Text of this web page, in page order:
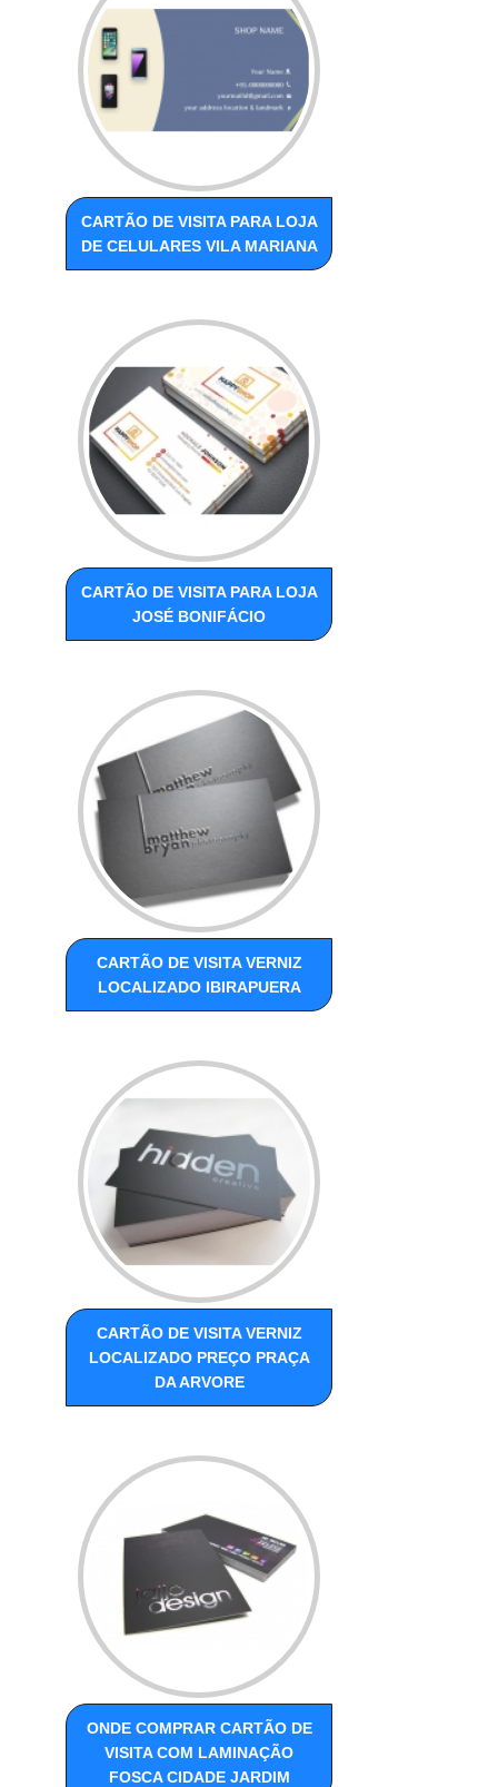
CARTÃO DE VISITA PARA LOJA
DE CELULARES VILA MARIANA
CARTÃO DE VISITA PARA LOJA
JOSÉ BONIFÁCIO
CARTÃO DE VISITA VERNIZ
LOCALIZADO IBIRAPUERA
CARTÃO DE VISITA VERNIZ
LOCALIZADO PREÇO PRAÇA
DA ARVORE
ONDE COMPRAR CARTÃO DE
VISITA COM LAMINAÇÃO
FOSCA CIDADE JARDIM